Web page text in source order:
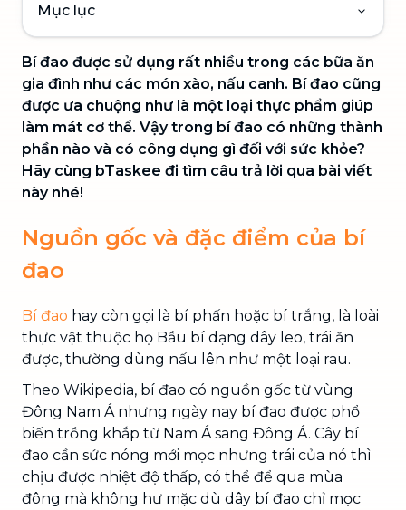
Mục lục
Bí đao được sử dụng rất nhiều trong các bữa ăn
gia đình như các món xào, nấu canh. Bí đao cũng
được ưa chuộng như là một loại thực phẩm giúp
làm mát cơ thể. Vậy trong bí đao có những thành
phần nào và có công dụng gì đối với sức khỏe?
Hãy cùng bTaskee đi tìm câu trả lời qua bài viết
này nhé!
Nguồn gốc và đặc điểm của bí
đao
Bí đao hay còn gọi là bí phấn hoặc bí trắng, là loài
thực vật thuộc họ Bầu bí dạng dây leo, trái ăn
được, thường dùng nấu lên như một loại rau.
Theo Wikipedia, bí đao có nguồn gốc từ vùng
Đông Nam Á nhưng ngày nay bí đao được phổ
biến trồng khắp từ Nam Á sang Đông Á. Cây bí
đao cần sức nóng mới mọc nhưng trái của nó thì
chịu được nhiệt độ thấp, có thể để qua mùa
đông mà không hư mặc dù dây bí đao chỉ mọc